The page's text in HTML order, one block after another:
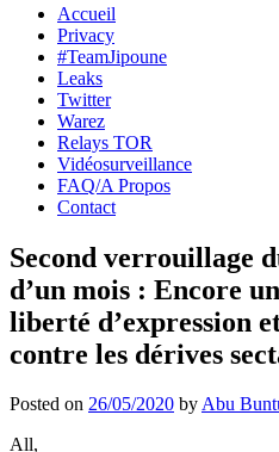
Skip
content
Accueil
Privacy
#TeamJipoune
Leaks
Twitter
Warez
Relays TOR
Vidéosurveillance
FAQ/A Propos
Contact
Second verrouillage
d’un mois : Encore
liberté d’expression
contre les dérives
Posted on 26/05/2020 byAbu
All,